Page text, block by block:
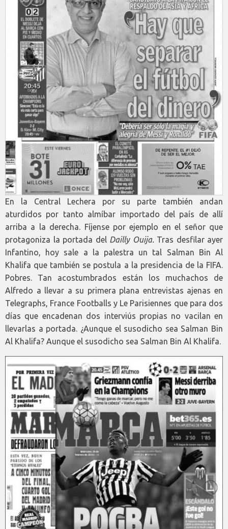
En la Central Lechera por su parte también andan
aturdidos por tanto almíbar importado del país de allí
arriba a la derecha. Fíjense por ejemplo en el señor que
protagoniza la portada del Dailly Ouija. Tras desfilar ayer
Infantino, hoy sale a la palestra un tal Salman Bin Al
Khalifa que también se postula a la presidencia de la FIFA.
Pobres. Tan acostumbrados están los muchachos de
Alfredo a llevar a su primera plana entrevistas ajenas en
Telegraphs, France Footballs y Le Parisiennes que para dos
días que encadenan dos interviús propias no vacilan en
llevarlas a portada. ¿Aunque el susodicho sea Salman Bin
Al Khalifa? Aunque el susodicho sea Salman Bin Al Khalifa.